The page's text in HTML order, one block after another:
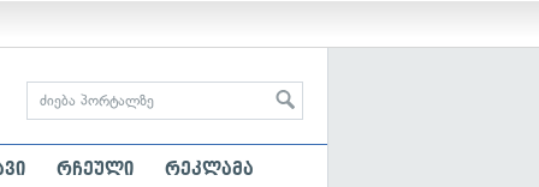
რჩეული რეკლამა